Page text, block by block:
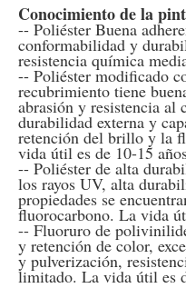
Conocimiento de la
-- Poliéster Buena
conformabilidad y
resistencia química
-- Poliéster modificado
recubrimiento tiene
abrasión y resistencia al
durabilidad externa y
retención del brillo y la
vida útil es de 10-15
-- Poliéster de alta
los rayos UV, alta
propiedades se
fluorocarbono. La vida
-- Fluoruro de
y retención de color,
y pulverización,
limitado. La vida útil es